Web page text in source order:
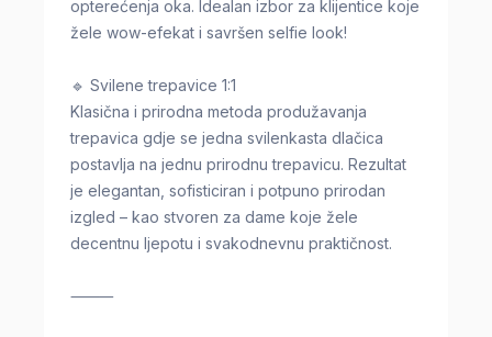
opterećenja oka. Idealan izbor za klijentice koje
žele wow-efekat i savršen selfie look!
🔹 Svilene trepavice 1:1
Klasična i prirodna metoda produžavanja
trepavica gdje se jedna svilenkasta dlačica
postavlja na jednu prirodnu trepavicu. Rezultat
je elegantan, sofisticiran i potpuno prirodan
izgled – kao stvoren za dame koje žele
decentnu ljepotu i svakodnevnu praktičnost.
⸻